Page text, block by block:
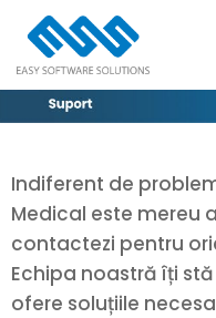
Skip
to
content
Indiferent de
Medical este mereu
contactezi pentru
Echipa noastră îți
ofere soluțiile